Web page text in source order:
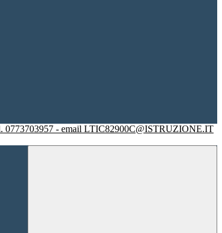
0773703957 - email LTIC82900C@ISTRUZIONE.IT